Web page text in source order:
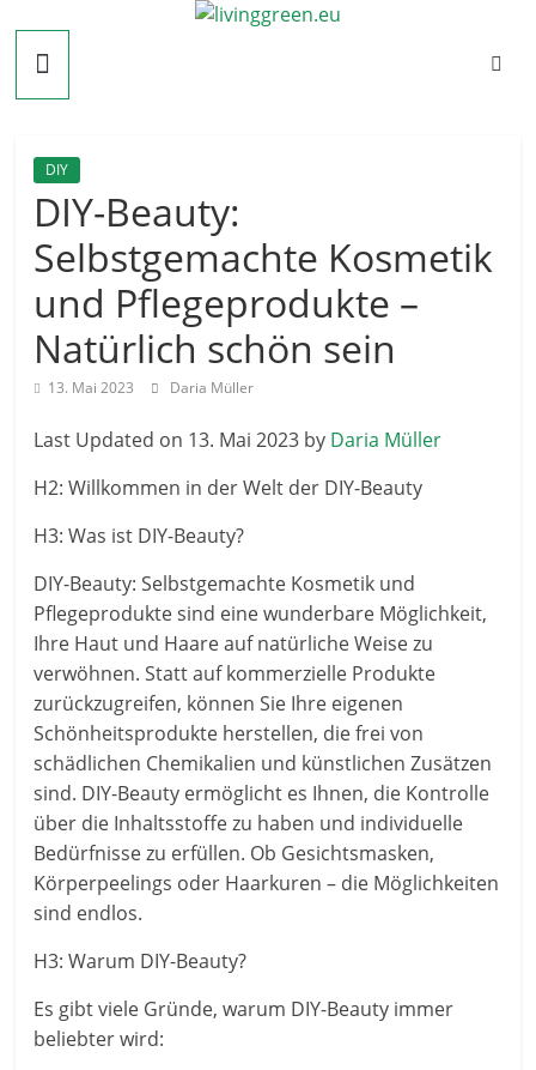
springenlivinggreen.eu
DIY
DIY-Beauty:
Selbstgemachte Kosmetik
und Pflegeprodukte –
Natürlich schön sein
13. Mai 2023 Daria Müller
Last Updated on 13. Mai 2023 by Daria Müller
H2: Willkommen in der Welt der DIY-Beauty
H3: Was ist DIY-Beauty?
DIY-Beauty: Selbstgemachte Kosmetik und
Pflegeprodukte sind eine wunderbare Möglichkeit,
Ihre Haut und Haare auf natürliche Weise zu
verwöhnen. Statt auf kommerzielle Produkte
zurückzugreifen, können Sie Ihre eigenen
Schönheitsprodukte herstellen, die frei von
schädlichen Chemikalien und künstlichen Zusätzen
sind. DIY-Beauty ermöglicht es Ihnen, die Kontrolle
über die Inhaltsstoffe zu haben und individuelle
Bedürfnisse zu erfüllen. Ob Gesichtsmasken,
Körperpeelings oder Haarkuren – die Möglichkeiten
sind endlos.
H3: Warum DIY-Beauty?
Es gibt viele Gründe, warum DIY-Beauty immer
beliebter wird: